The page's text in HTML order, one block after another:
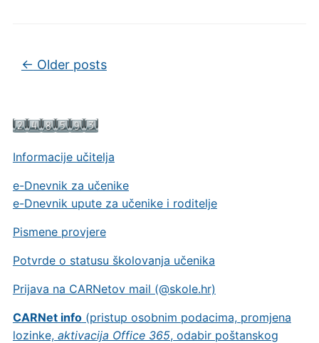
Informacije učitelja
e-Dnevnik za učenike
e-Dnevnik upute za učenike i roditelje
Pismene provjere
Potvrde o statusu školovanja učenika
Prijava na CARNetov mail (@skole.hr)
CARNet info(pristup osobnim podacima, promjena
lozinke, aktivacija Office 365, odabir poštanskog
Post navigation
← Older posts